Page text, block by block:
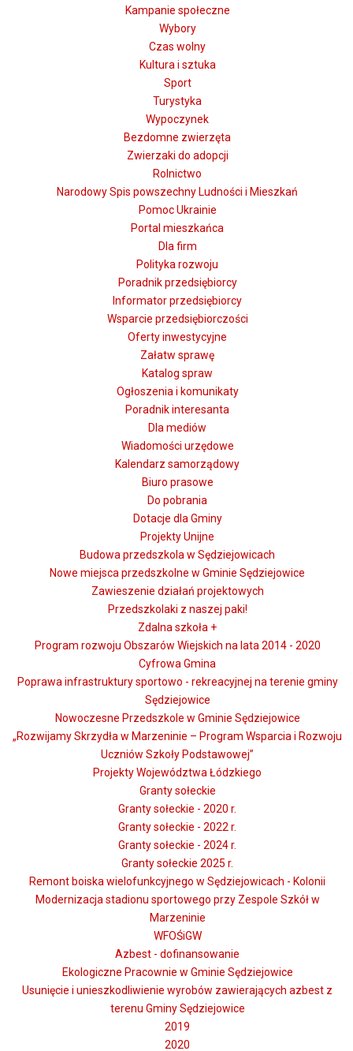
Kampanie społeczne
Wybory
Czas wolny
Kultura i sztuka
Sport
Turystyka
Wypoczynek
Bezdomne zwierzęta
Zwierzaki do adopcji
Rolnictwo
Narodowy Spis powszechny Ludności i Mieszkań
Pomoc Ukrainie
Portal mieszkańca
Dla firm
Polityka rozwoju
Poradnik przedsiębiorcy
Informator przedsiębiorcy
Wsparcie przedsiębiorczości
Oferty inwestycyjne
Załatw sprawę
Katalog spraw
Ogłoszenia i komunikaty
Poradnik interesanta
Dla mediów
Wiadomości urzędowe
Kalendarz samorządowy
Biuro prasowe
Do pobrania
Dotacje dla Gminy
Projekty Unijne
Budowa przedszkola w Sędziejowicach
Nowe miejsca przedszkolne w Gminie Sędziejowice
Zawieszenie działań projektowych
Przedszkolaki z naszej paki!
Zdalna szkoła +
Program rozwoju Obszarów Wiejskich na lata 2014 - 2020
Cyfrowa Gmina
Poprawa infrastruktury sportowo - rekreacyjnej na terenie gminy
Sędziejowice
Nowoczesne Przedszkole w Gminie Sędziejowice
„Rozwijamy Skrzydła w Marzeninie – Program Wsparcia i Rozwoju
Uczniów Szkoły Podstawowej”
Projekty Województwa Łódzkiego
Granty sołeckie
Granty sołeckie - 2020 r.
Granty sołeckie - 2022 r.
Granty sołeckie - 2024 r.
Granty sołeckie 2025 r.
Remont boiska wielofunkcyjnego w Sędziejowicach - Kolonii
Modernizacja stadionu sportowego przy Zespole Szkół w
Marzeninie
WFOŚiGW
Azbest - dofinansowanie
Ekologiczne Pracownie w Gminie Sędziejowice
Usunięcie i unieszkodliwienie wyrobów zawierających azbest z
terenu Gminy Sędziejowice
2019
2020